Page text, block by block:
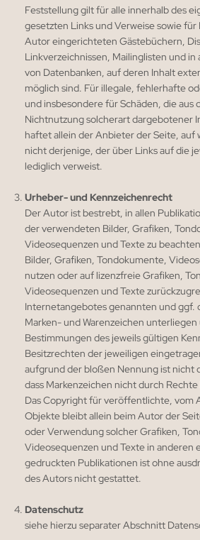
Feststellung gilt für alle innerhalb des
gesetzten Links und Verweise sowie
Autor eingerichteten Gästebüchern,
Linkverzeichnissen, Mailinglisten und in
von Datenbanken, auf deren Inhalt
möglich sind. Für illegale, fehlerhafte
und insbesondere für Schäden, die aus
Nichtnutzung solcherart dargebotener
haftet allein der Anbieter der Seite, auf
nicht derjenige, der über Links auf die
lediglich verweist.
Urheber- und Kennzeichenrecht
Der Autor ist bestrebt, in allen
der verwendeten Bilder, Grafiken,
Videosequenzen und Texte zu
Bilder, Grafiken, Tondokumente,
nutzen oder auf lizenzfreie Grafiken,
Videosequenzen und Texte
Internetangebotes genannten und ggf.
Marken- und Warenzeichen
Bestimmungen des jeweils gültigen
Besitzrechten der jeweiligen
aufgrund der bloßen Nennung ist nicht
dass Markenzeichen nicht durch
Das Copyright für veröffentlichte, vom
Objekte bleibt allein beim Autor der
oder Verwendung solcher Grafiken,
Videosequenzen und Texte in anderen
gedruckten Publikationen ist ohne
des Autors nicht gestattet.
Datenschutz
siehe hierzu separater Abschnitt